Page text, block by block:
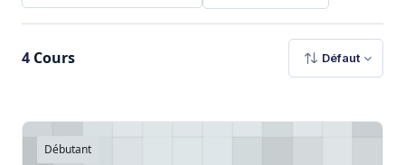
4 Cours Défaut
Débutant